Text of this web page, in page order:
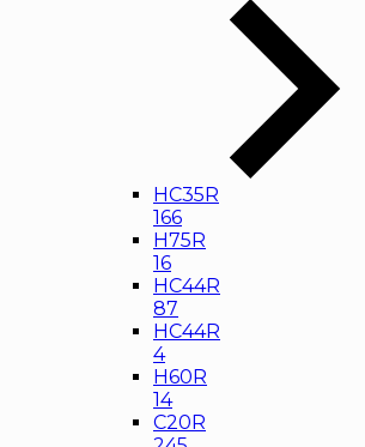
НС35R
166
Н75R
16
НС44R
87
HC44R
4
Н60R
14
С20R